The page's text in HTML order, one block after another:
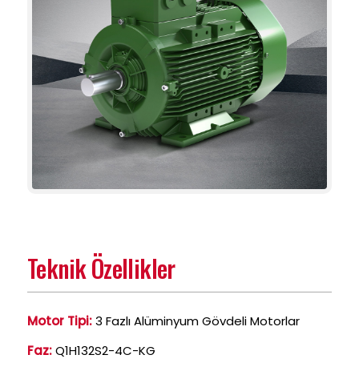
Teknik Özellikler
Motor Tipi:3 Fazlı Alüminyum Gövdeli Motorlar
Faz:Q1H132S2-4C-KG